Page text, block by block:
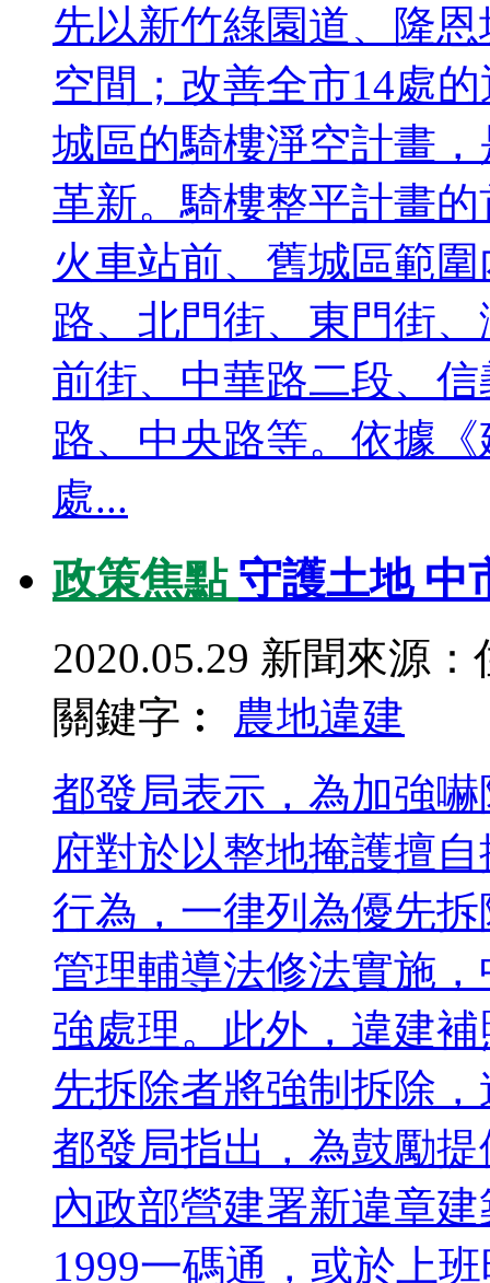
先以新竹綠園道、隆
空間；改善全市14處
城區的騎樓淨空計畫
革新。騎樓整平計畫
火車站前、舊城區範
路、北門街、東門街
前街、中華路二段、
路、中央路等。依據
處...
政策焦點 守護土地 中
2020.05.29 新聞來源：
關鍵字︰ 農地違建
都發局表示，為加強
府對於以整地掩護擅
行為，一律列為優先
管理輔導法修法實施
強處理。此外，違建
先拆除者將強制拆除
都發局指出，為鼓勵
內政部營建署新違章
1999一碼通，或於上